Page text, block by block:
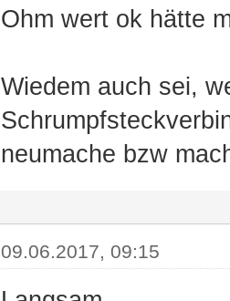
Ohm wert ok hätte
Wiedem auch sei,
neumache bzw
09.06.2017, 09:15